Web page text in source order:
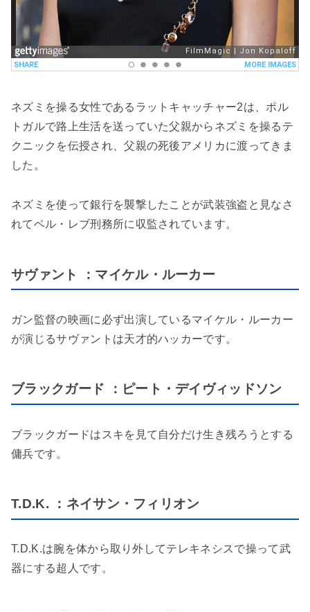
ネズミを操る女性であるラットキャッチャー2は、ポル
トガルで路上生活を送っていた父親からネズミを操るテ
クニックを伝授され、父親の死後アメリカに渡ってきま
した。
ネズミを使って銀行を襲撃したことが武装強盗と見なさ
れてベル・レブ刑務所に収監されています。
サヴァント ：マイケル・ルーカー
ガン監督の映画に必ず出演しているマイケル・ルーカー
が演じるサヴァントは天才的ハッカーです。
ブラックガード ：ピート・デイヴィッドソン
ブラックガードはスキを見て自分だけ生き残ろうとする
傭兵です。
T.D.K. ：ネイサン・フィリオン
T.D.K.は腕を体から取り外してテレキネシスで操って武
器にする超人です。